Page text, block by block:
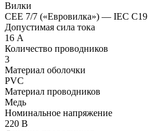
Вилки
CEE 7/7 («Евровилка») — IEC C19
Допустимая сила тока
16 А
Количество проводников
3
Материал оболочки
PVC
Материал проводников
Медь
Номинальное напряжение
220 В